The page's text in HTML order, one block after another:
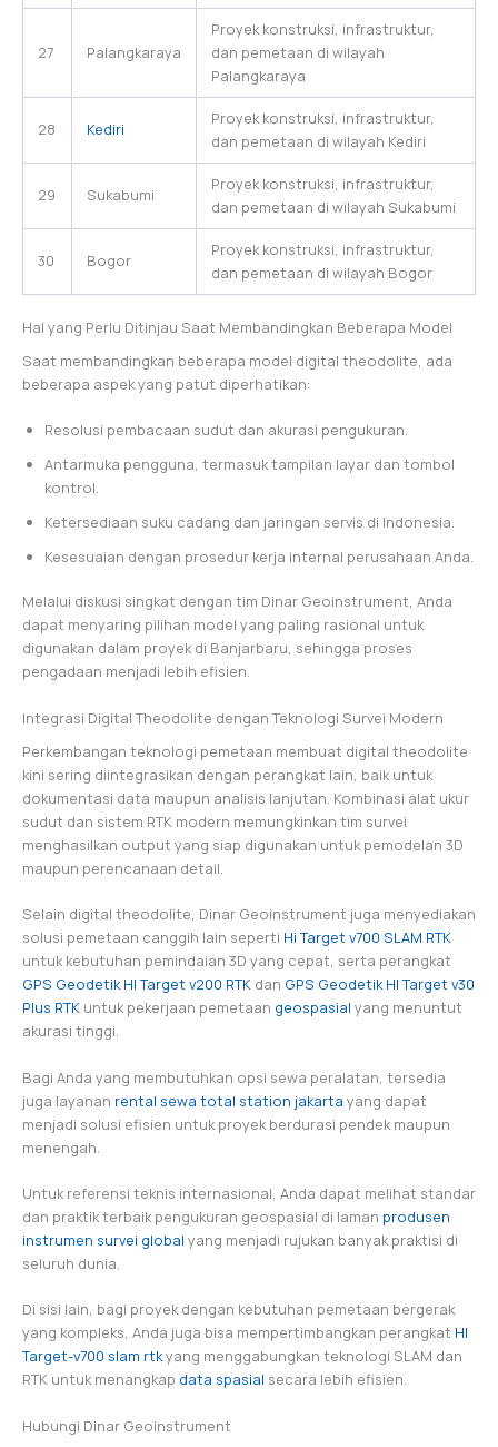
27 Palangkaraya
Proyek konstruksi, infrastruktur,
dan pemetaan di wilayah
Palangkaraya
28 Kediri
Proyek konstruksi, infrastruktur,
dan pemetaan di wilayah Kediri
29 Sukabumi
Proyek konstruksi, infrastruktur,
dan pemetaan di wilayah Sukabumi
30 Bogor
Proyek konstruksi, infrastruktur,
dan pemetaan di wilayah Bogor
Hal yang Perlu Ditinjau Saat Membandingkan Beberapa Model
Saat membandingkan beberapa model digital theodolite, ada
beberapa aspek yang patut diperhatikan:
Resolusi pembacaan sudut dan akurasi pengukuran.
Antarmuka pengguna, termasuk tampilan layar dan tombol
kontrol.
Ketersediaan suku cadang dan jaringan servis di Indonesia.
Kesesuaian dengan prosedur kerja internal perusahaan Anda.
Melalui diskusi singkat dengan tim Dinar Geoinstrument, Anda
dapat menyaring pilihan model yang paling rasional untuk
digunakan dalam proyek di Banjarbaru, sehingga proses
pengadaan menjadi lebih efisien.
Integrasi Digital Theodolite dengan Teknologi Survei Modern
Perkembangan teknologi pemetaan membuat digital theodolite
kini sering diintegrasikan dengan perangkat lain, baik untuk
dokumentasi data maupun analisis lanjutan. Kombinasi alat ukur
sudut dan sistem RTK modern memungkinkan tim survei
menghasilkan output yang siap digunakan untuk pemodelan 3D
maupun perencanaan detail.
Selain digital theodolite, Dinar Geoinstrument juga menyediakan
solusi pemetaan canggih lain seperti Hi Target v700 SLAM RTK
untuk kebutuhan pemindaian 3D yang cepat, serta perangkat
GPS Geodetik HI Target v200 RTK dan GPS Geodetik HI Target v30
Plus RTK untuk pekerjaan pemetaan geospasial yang menuntut
akurasi tinggi.
Bagi Anda yang membutuhkan opsi sewa peralatan, tersedia
juga layanan rental sewa total station jakarta yang dapat
menjadi solusi efisien untuk proyek berdurasi pendek maupun
menengah.
Untuk referensi teknis internasional, Anda dapat melihat standar
dan praktik terbaik pengukuran geospasial di laman produsen
instrumen survei global yang menjadi rujukan banyak praktisi di
seluruh dunia.
Di sisi lain, bagi proyek dengan kebutuhan pemetaan bergerak
yang kompleks, Anda juga bisa mempertimbangkan perangkat HI
Target-v700 slam rtkyang menggabungkan teknologi SLAM dan
RTK untuk menangkap data spasial secara lebih efisien.
Hubungi Dinar Geoinstrument